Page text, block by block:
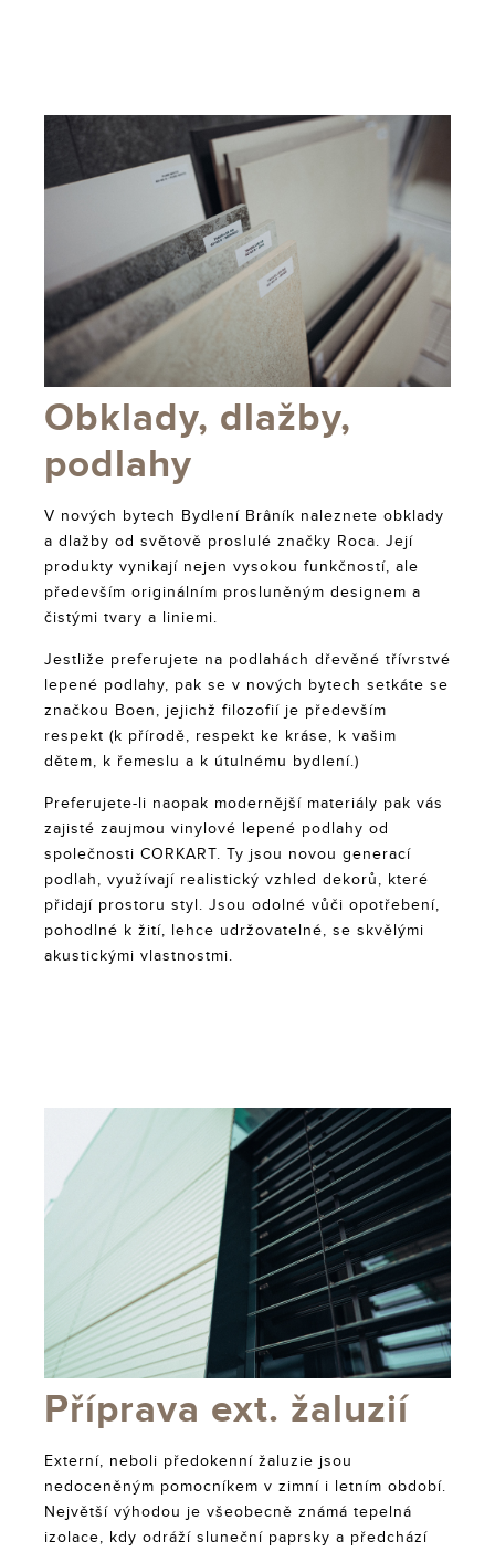
Obklady, dlažby,
podlahy
V nových bytech Bydlení Brâník naleznete obklady
a dlažby od světově proslulé značky Roca. Její
produkty vynikají nejen vysokou funkčností, ale
především originálním prosluněným designem a
čistými tvary a liniemi.
Jestliže preferujete na podlahách dřevěné třívrstvé
lepené podlahy, pak se v nových bytech setkáte se
značkou Boen, jejichž filozofií je především
respekt (k přírodě, respekt ke kráse, k vašim
dětem, k řemeslu a k útulnému bydlení.)
Preferujete-li naopak modernější materiály pak vás
zajisté zaujmou vinylové lepené podlahy od
společnosti CORKART. Ty jsou novou generací
podlah, využívají realistický vzhled dekorů, které
přidají prostoru styl. Jsou odolné vůči opotřebení,
pohodlné k žití, lehce udržovatelné, se skvělými
akustickými vlastnostmi.
Příprava ext. žaluzií
Externí, neboli předokenní žaluzie jsou
nedoceněným pomocníkem v zimní i letním období.
Největší výhodou je všeobecně známá tepelná
izolace, kdy odráží sluneční paprsky a předchází